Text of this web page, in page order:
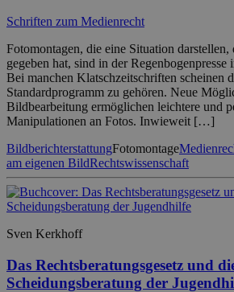
Schriften zum Medienrecht
Fotomontagen, die eine Situation darstellen,
gegeben hat, sind in der Regenbogenpresse
Bei manchen Klatschzeitschriften scheinen
Standardprogramm zu gehören. Neue
Bildbearbeitung ermöglichen leichtere und
Manipulationen an Fotos. Inwieweit […]
BildberichterstattungFotomontage
am eigenen BildRechtswissenschaft
Sven Kerkhoff
Das Rechtsberatungsgesetz und
Scheidungsberatung der